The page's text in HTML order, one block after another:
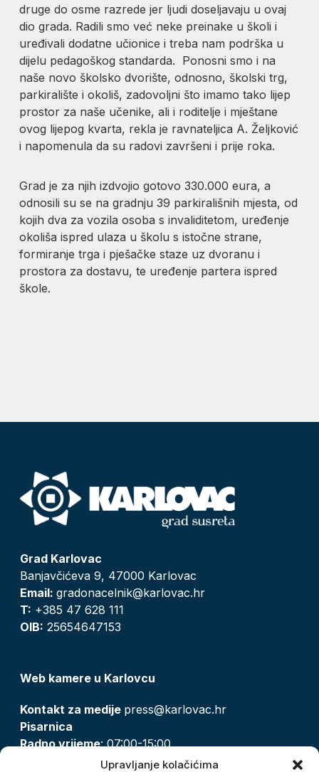
Upravljanje kolačićima
druge do osme razrede jer ljudi doseljavaju u ovaj
dio grada. Radili smo već neke preinake u školi i
uređivali dodatne učionice i treba nam podrška u
dijelu pedagoškog standarda. Ponosni smo i na
naše novo školsko dvorište, odnosno, školski trg,
parkiralište i okoliš, zadovoljni što imamo tako lijep
prostor za naše učenike, ali i roditelje i mještane
ovog lijepog kvarta, rekla je ravnateljica A. Željković
i napomenula da su radovi završeni i prije roka.
Grad je za njih izdvojio gotovo 330.000 eura, a
odnosili su se na gradnju 39 parkirališnih mjesta, od
kojih dva za vozila osoba s invaliditetom, uređenje
okoliša ispred ulaza u školu s istočne strane,
formiranje trga i pješačke staze uz dvoranu i
prostora za dostavu, te uređenje partera ispred
škole.
Grad Karlovac
Banjavčićeva 9, 47000 Karlovac
Email: gradonacelnik@karlovac.hr
T: +385 47 628 111
OIB: 25654647153
Web kamere u Karlovcu
Kontakt za medije press@karlovac.hr
Pisarnica
Radno vrijeme: 07:00-15:00
pisarnica@karlovac.hr